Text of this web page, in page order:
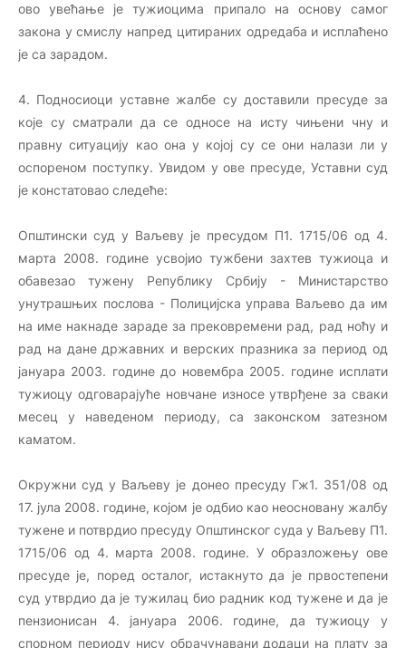
ово увећање је тужиоцима припало на основу самог
закона у смислу напред цитираних одредаба и исплаћено
је са зарадом.
4. Подносиоци уставне жалбе су доставили пресуде за
које су сматрали да се односе на исту чињени чну и
правну ситуацију као она у којој су се они налази ли у
оспореном поступку. Увидом у ове пресуде, Уставни суд
је констатовао следеће:
Општински суд у Ваљеву је пресудом П1. 1715/06 од 4.
марта 2008. године усвојио тужбени захтев тужиоца и
обавезао тужену Републику Србију - Министарство
унутрашњих послова - Полицијска управа Ваљево да им
на име накнаде зараде за прековремени рад, рад ноћу и
рад на дане државних и верских празника за период од
јануара 2003. године до новембра 2005. године исплати
тужиоцу одговарајуће новчане износе утврђене за сваки
месец у наведеном периоду, са законском затезном
каматом.
Окружни суд у Ваљеву је донео пресуду Гж1. 351/08 од
17. јула 2008. године, којом је одбио као неосновану жалбу
тужене и потврдио пресуду Општинског суда у Ваљеву П1.
1715/06 од 4. марта 2008. године. У образложењу ове
пресуде је, поред осталог, истакнуто да је првостепени
суд утврдио да је тужилац био радник код тужене и да је
пензионисан 4. јануара 2006. године, да тужиоцу у
спорном периоду нису обрачунавани додаци на плату за